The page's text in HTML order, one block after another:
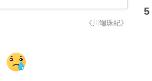
《川端珠紀》